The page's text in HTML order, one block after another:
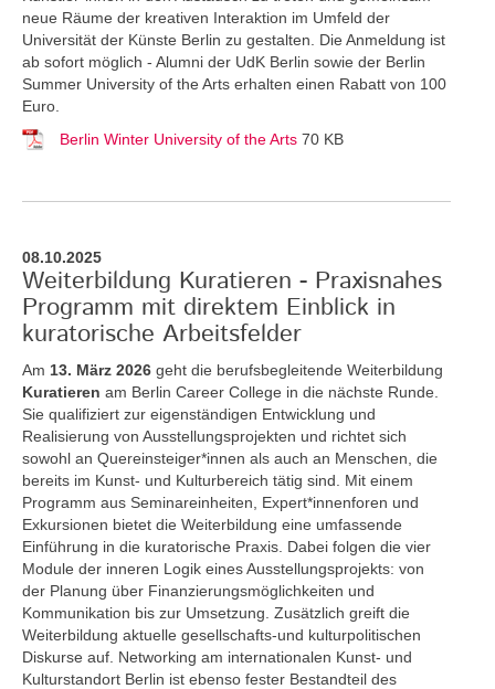
neue Räume der kreativen Interaktion im Umfeld der
Universität der Künste Berlin zu gestalten. Die Anmeldung ist
ab sofort möglich - Alumni der UdK Berlin sowie der Berlin
Summer University of the Arts erhalten einen Rabatt von 100
Euro.
Berlin Winter University of the Arts 70 KB
08.10.2025
Weiterbildung Kuratieren - Praxisnahes
Programm mit direktem Einblick in
kuratorische Arbeitsfelder
Am 13. März 2026 geht die berufsbegleitende Weiterbildung
Kuratieren am Berlin Career College in die nächste Runde.
Sie qualifiziert zur eigenständigen Entwicklung und
Realisierung von Ausstellungsprojekten und richtet sich
sowohl an Quereinsteiger*innen als auch an Menschen, die
bereits im Kunst- und Kulturbereich tätig sind. Mit einem
Programm aus Seminareinheiten, Expert*innenforen und
Exkursionen bietet die Weiterbildung eine umfassende
Einführung in die kuratorische Praxis. Dabei folgen die vier
Module der inneren Logik eines Ausstellungsprojekts: von
der Planung über Finanzierungsmöglichkeiten und
Kommunikation bis zur Umsetzung. Zusätzlich greift die
Weiterbildung aktuelle gesellschafts-und kulturpolitischen
Diskurse auf. Networking am internationalen Kunst- und
Kulturstandort Berlin ist ebenso fester Bestandteil des